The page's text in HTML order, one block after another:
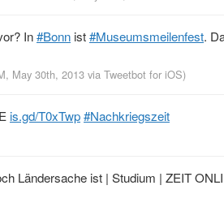
In#Bonn ist#Museumsmeilenfest.
May 30th, 2013 via Tweetbot for iOS)
is.gd/T0xTwp#Nachkriegszeit
Ländersache ist | Studium | ZEIT